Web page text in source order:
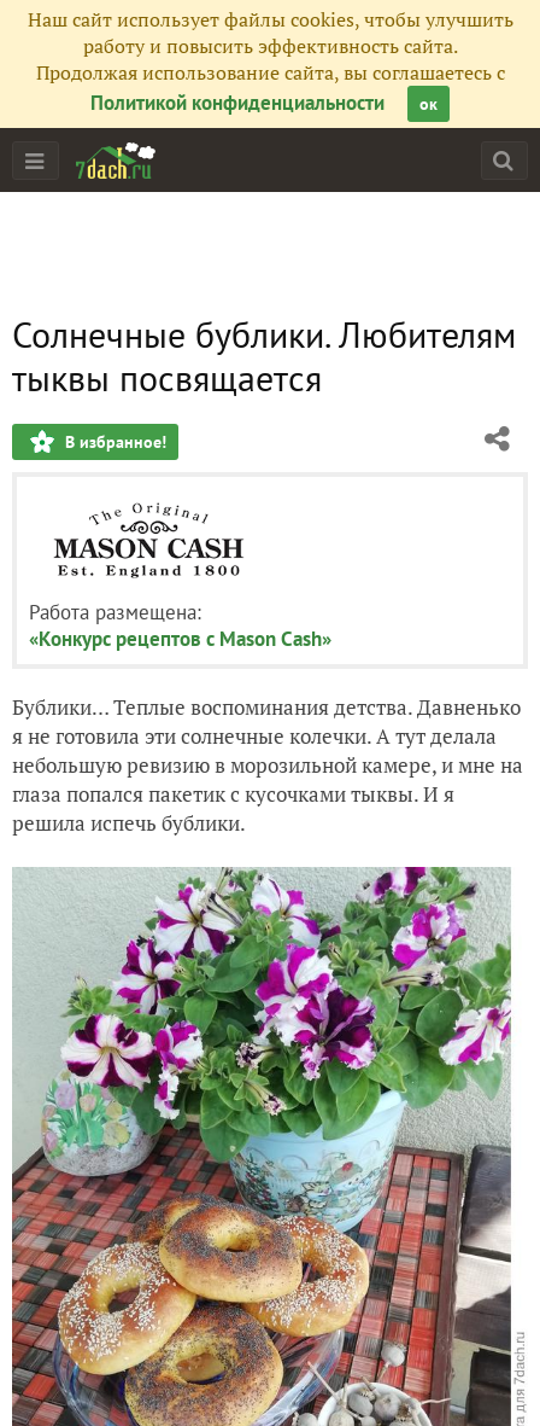
Наш сайт использует файлы cookies, чтобы улучшить
работу и повысить эффективность сайта.
Продолжая использование сайта, вы соглашаетесь с
Политикой конфиденциальности
ок
Солнечные бублики. Любителям
тыквы посвящается
В избранное!
Работа размещена:
«Конкурс рецептов с Mason Cash»
Бублики… Теплые воспоминания детства. Давненько
я не готовила эти солнечные колечки. А тут делала
небольшую ревизию в морозильной камере, и мне на
глаза попался пакетик с кусочками тыквы. И я
решила испечь бублики.